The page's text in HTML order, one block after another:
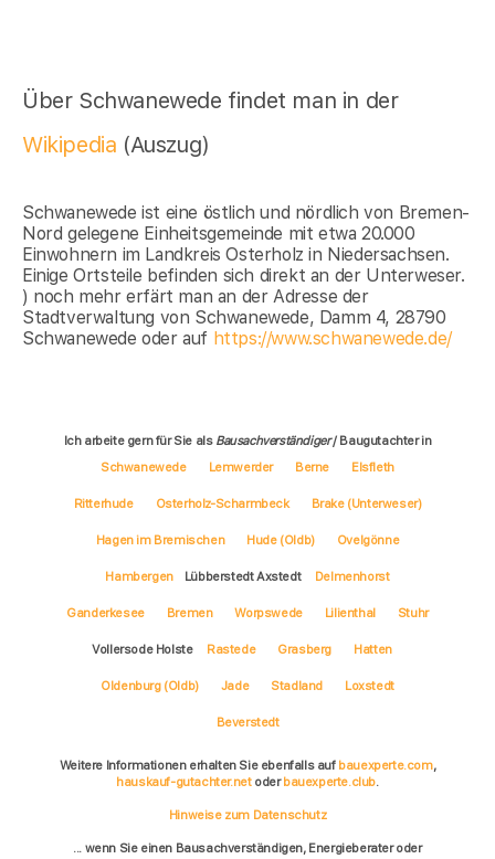
Über Schwanewede findet man in der
Wikipedia (Auszug)
Schwanewede ist eine östlich und nördlich von Bremen-
Nord gelegene Einheitsgemeinde mit etwa 20.000
Einwohnern im Landkreis Osterholz in Niedersachsen.
Einige Ortsteile befinden sich direkt an der Unterweser.
) noch mehr erfärt man an der Adresse der
Stadtverwaltung von Schwanewede, Damm 4, 28790
Schwanewede oder auf https://www.schwanewede.de/
Ich arbeite gern für Sie als Bausachverständiger/ Baugutachter in
Schwanewede
Lemwerder Berne Elsfleth
Ritterhude Osterholz-Scharmbeck Brake (Unterweser)
Hagen im Bremischen Hude (Oldb) Ovelgönne
Hambergen Lübberstedt Axstedt Delmenhorst
Ganderkesee Bremen Worpswede Lilienthal Stuhr
Vollersode Holste Rastede Grasberg Hatten
Oldenburg (Oldb) Jade Stadland Loxstedt
Beverstedt
Weitere Informationen erhalten Sie ebenfalls auf bauexperte.com,
hauskauf-gutachter.netoderbauexperte.club.
Hinweise zum Datenschutz
... wenn Sie einen Bausachverständigen, Energieberater oder